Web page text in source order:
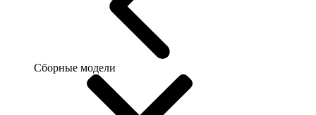
Сборные модели